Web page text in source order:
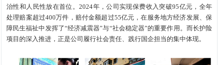
治性和人民性放在首位。2024年，公司实现保费收入突破95亿元，全年
处理赔案超过400万件，赔付金额超过55亿元，在服务地方经济发展、保
障民生福祉中发挥了“经济减震器”与“社会稳定器”的重要作用。而长护险
项目的深入推进，正是公司履行社会责任、践行国企担当的集中体现。